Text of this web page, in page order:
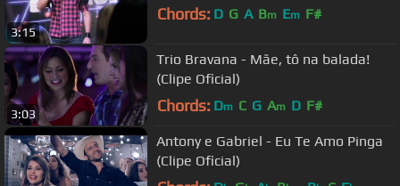
3:15
Chords: D G A Bm Em F#
3:03
Trio Bravana - Mãe, tô na balada!
(Clipe Oficial)
Chords: Dm C G Am D F#
Antony e Gabriel - Eu Te Amo Pinga
(Clipe Oficial)